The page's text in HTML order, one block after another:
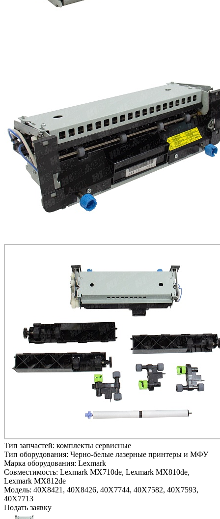
Тип запчастей: комплекты сервисные
Тип оборудования: Черно-белые лазерные принтеры и МФУ
Марка оборудования: Lexmark
Совместимость: Lexmark MX710de, Lexmark MX810de,
Lexmark MX812de
Модель: 40X8421, 40X8426, 40X7744, 40X7582, 40X7593,
40X7713
Подать заявку